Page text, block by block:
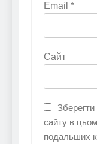
Email *
Сайт
сайту в
подальших